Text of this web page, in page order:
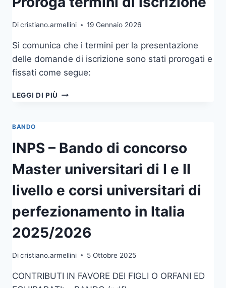
Dicristiano.armellini 19 Gennaio 2026
Si comunica che i termini per la presentazione
delle domande di iscrizione sono stati prorogati e
fissati come segue:
LEGGI DI PIÙ PROROGA
BANDO
INPS – Bando di concorso
Master universitari di I e II
livello e corsi universitari di
perfezionamento in Italia
2025/2026
Dicristiano.armellini 5 Ottobre 2025
CONTRIBUTI IN FAVORE DEI FIGLI O ORFANI ED